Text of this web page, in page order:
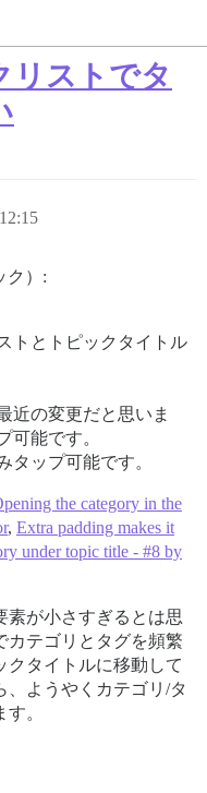
リストでタ
ク）:
トとトピックタイトル
近の変更だと思いま
可能です。
タップ可能です。
the category in the
, Extra padding makes it
under topic title - #8 by
素が小さすぎるとは思
カテゴリとタグを頻繁
クタイトルに移動して
、ようやくカテゴリ/タ
。